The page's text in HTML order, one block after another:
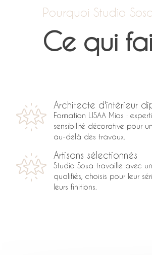
Pourquoi Studio
Ce qui
Architecte d'intérieur
Formation LISAA Mios :
sensibilité décorative pour
au-delà des travaux.
Artisans sélectionnés
Studio Sosa travaille avec
qualifiés, choisis pour leur
leurs finitions.